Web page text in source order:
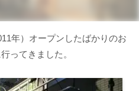
年）オープンしたばかりのお
ってきました。